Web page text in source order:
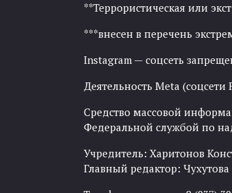
**Террористическая или
***внесен в перечень
Instagram — соцсеть
Деятельность Meta (соцсети
Средство массовой
Федеральной службой по
Учредитель: Харитонов
Главный редактор: